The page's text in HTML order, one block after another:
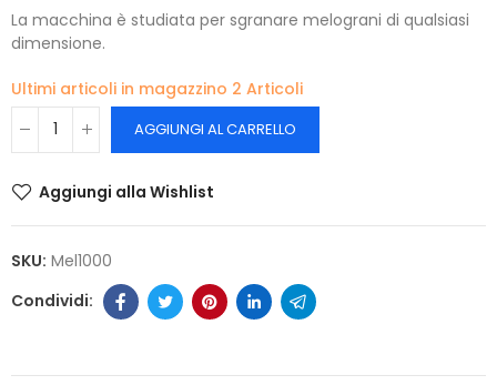
La macchina è studiata per sgranare melograni di qualsiasi
dimensione.
Ultimi articoli in magazzino 2 Articoli
AGGIUNGI AL CARRELLO
Aggiungi alla Wishlist
SKU: Mel1000